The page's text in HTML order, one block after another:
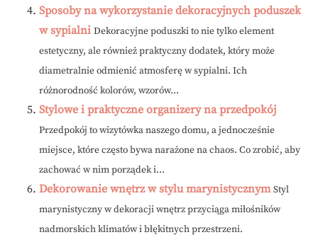
Sposoby na wykorzystanie dekoracyjnych poduszek
w sypialni Dekoracyjne poduszki to nie tylko element
estetyczny, ale również praktyczny dodatek, który może
diametralnie odmienić atmosferę w sypialni. Ich
różnorodność kolorów, wzorów...
Stylowe i praktyczne organizery na przedpokój
Przedpokój to wizytówka naszego domu, a jednocześnie
miejsce, które często bywa narażone na chaos. Co zrobić, aby
zachować w nim porządek i...
Dekorowanie wnętrz w stylu marynistycznym Styl
marynistyczny w dekoracji wnętrz przyciąga miłośników
nadmorskich klimatów i błękitnych przestrzeni.